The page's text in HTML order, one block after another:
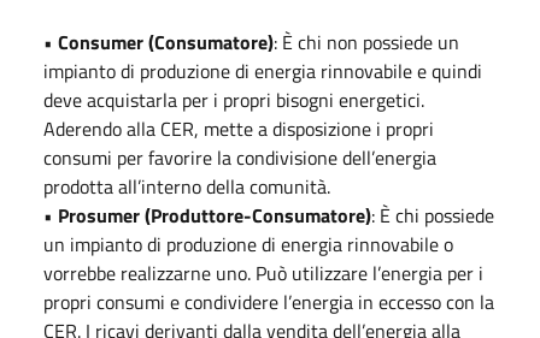
• Consumer (Consumatore): È chi non possiede un
impianto di produzione di energia rinnovabile e quindi
deve acquistarla per i propri bisogni energetici.
Aderendo alla CER, mette a disposizione i propri
consumi per favorire la condivisione dell’energia
prodotta all’interno della comunità.
• Prosumer (Produttore-Consumatore): È chi possiede
un impianto di produzione di energia rinnovabile o
vorrebbe realizzarne uno. Può utilizzare l’energia per i
propri consumi e condividere l’energia in eccesso con la
CER. I ricavi derivanti dalla vendita dell’energia alla